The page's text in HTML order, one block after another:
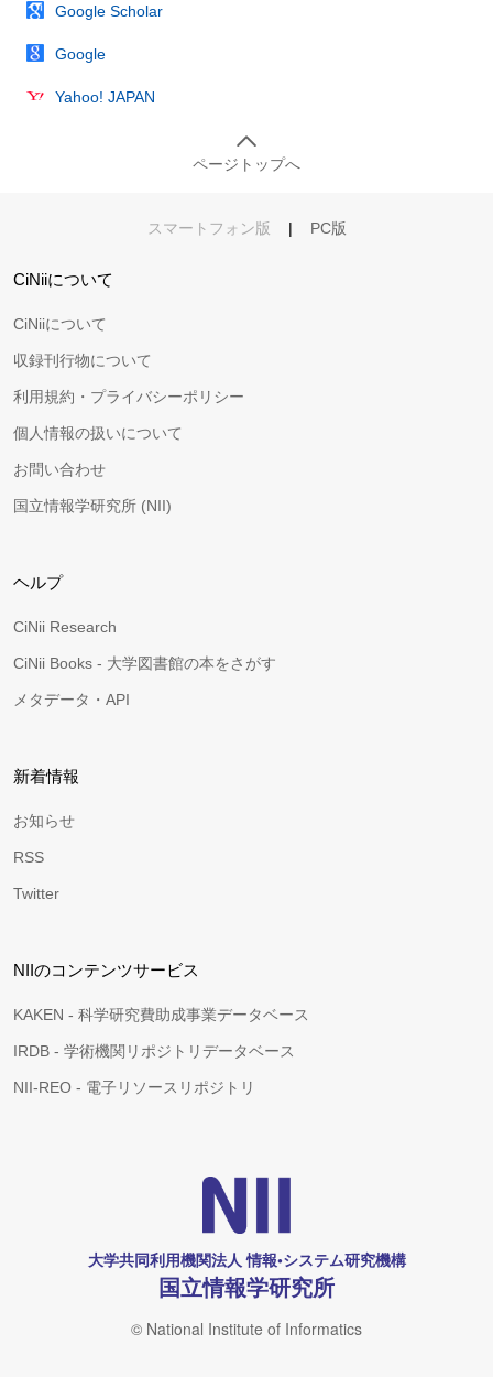
Google Scholar
Google
Yahoo! JAPAN
ページトップへ
スマートフォン版 | PC版
CiNiiについて
CiNiiについて
収録刊行物について
利用規約・プライバシーポリシー
個人情報の扱いについて
お問い合わせ
国立情報学研究所 (NII)
ヘルプ
CiNii Research
CiNii Books - 大学図書館の本をさがす
メタデータ・API
新着情報
お知らせ
RSS
Twitter
NIIのコンテンツサービス
KAKEN - 科学研究費助成事業データベース
IRDB - 学術機関リポジトリデータベース
NII-REO - 電子リソースリポジトリ
大学共同利用機関法人 情報•システム研究機構
国立情報学研究所
© National Institute of Informatics